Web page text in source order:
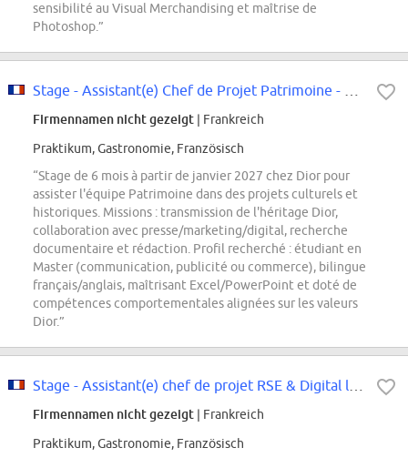
sensibilité au Visual Merchandising et maîtrise de
Photoshop.”
Firmennamen nicht gezeigt | Frankreich
Praktikum, Gastronomie, Französisch
“Stage de 6 mois à partir de janvier 2027 chez Dior pour
assister l'équipe Patrimoine dans des projets culturels et
historiques. Missions : transmission de l'héritage Dior,
collaboration avec presse/marketing/digital, recherche
documentaire et rédaction. Profil recherché : étudiant en
Master (communication, publicité ou commerce), bilingue
français/anglais, maîtrisant Excel/PowerPoint et doté de
compétences comportementales alignées sur les valeurs
Dior.”
Firmennamen nicht gezeigt | Frankreich
Praktikum, Gastronomie, Französisch